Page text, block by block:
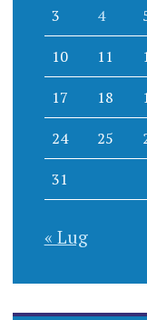
3 4
10 11
17 18
24 25
31
« Lug